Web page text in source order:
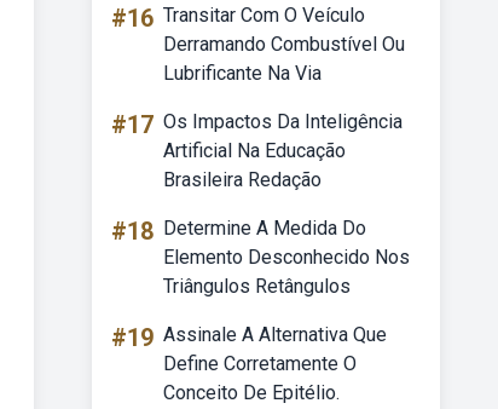
#16 Transitar Com O Veículo
Derramando Combustível Ou
Lubrificante Na Via
#17 Os Impactos Da Inteligência
Artificial Na Educação
Brasileira Redação
#18 Determine A Medida Do
Elemento Desconhecido Nos
Triângulos Retângulos
#19 Assinale A Alternativa Que
Define Corretamente O
Conceito De Epitélio.